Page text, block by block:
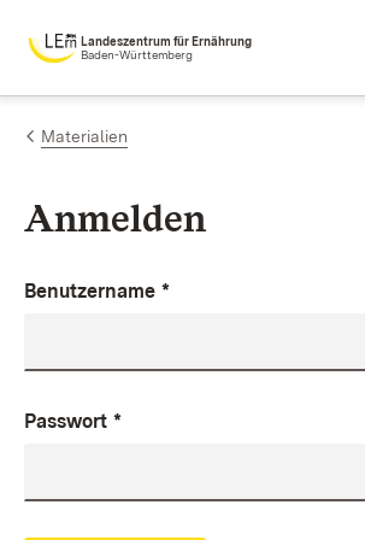
Zum Inhalt springen
Landeszentrum für Ernährung
Baden-Württemberg
Materialien
Anmelden
Benutzername *
Passwort *